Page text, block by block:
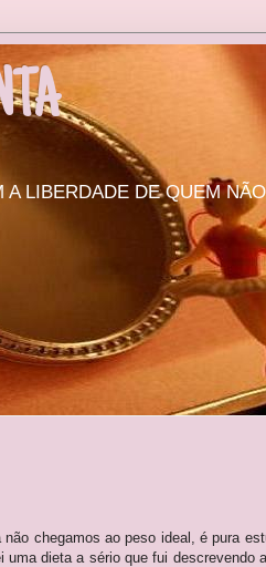
LIBERDADE DE QUEM
chegamos ao peso ideal, é pura
dieta a sério que fui descrevendo